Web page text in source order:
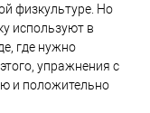
физкультуре. Но
используют в
где нужно
упражнения с
и положительно